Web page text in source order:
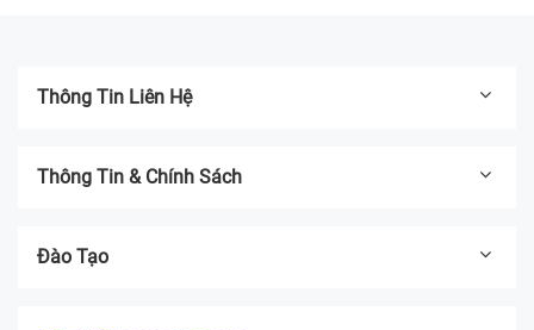
Thông Tin Liên Hệ
Thông Tin & Chính Sách
Đào Tạo